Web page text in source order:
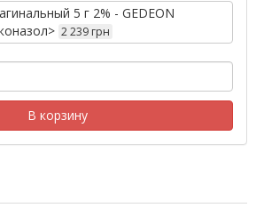
5 г 2% - GEDEON
2 239 грн
В корзину